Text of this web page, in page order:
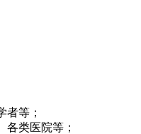
者等；
各类医院等；